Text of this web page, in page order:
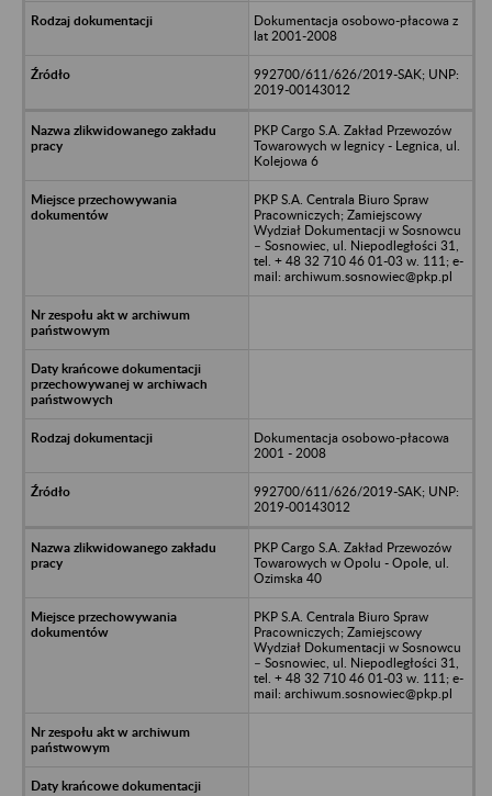
Dokumentacja osobowo-płacowa z
lat 2001-2008
992700/611/626/2019-SAK; UNP:
2019-00143012
PKP Cargo S.A. Zakład Przewozów
Towarowych w legnicy - Legnica, ul.
Kolejowa 6
PKP S.A. Centrala Biuro Spraw
Pracowniczych; Zamiejscowy
Wydział Dokumentacji w Sosnowcu
– Sosnowiec, ul. Niepodległości 31,
tel. + 48 32 710 46 01-03 w. 111; e-
mail: archiwum.sosnowiec@pkp.pl
Dokumentacja osobowo-płacowa
2001 - 2008
992700/611/626/2019-SAK; UNP:
2019-00143012
PKP Cargo S.A. Zakład Przewozów
Towarowych w Opolu - Opole, ul.
Ozimska 40
PKP S.A. Centrala Biuro Spraw
Pracowniczych; Zamiejscowy
Wydział Dokumentacji w Sosnowcu
– Sosnowiec, ul. Niepodległości 31,
tel. + 48 32 710 46 01-03 w. 111; e-
mail: archiwum.sosnowiec@pkp.pl